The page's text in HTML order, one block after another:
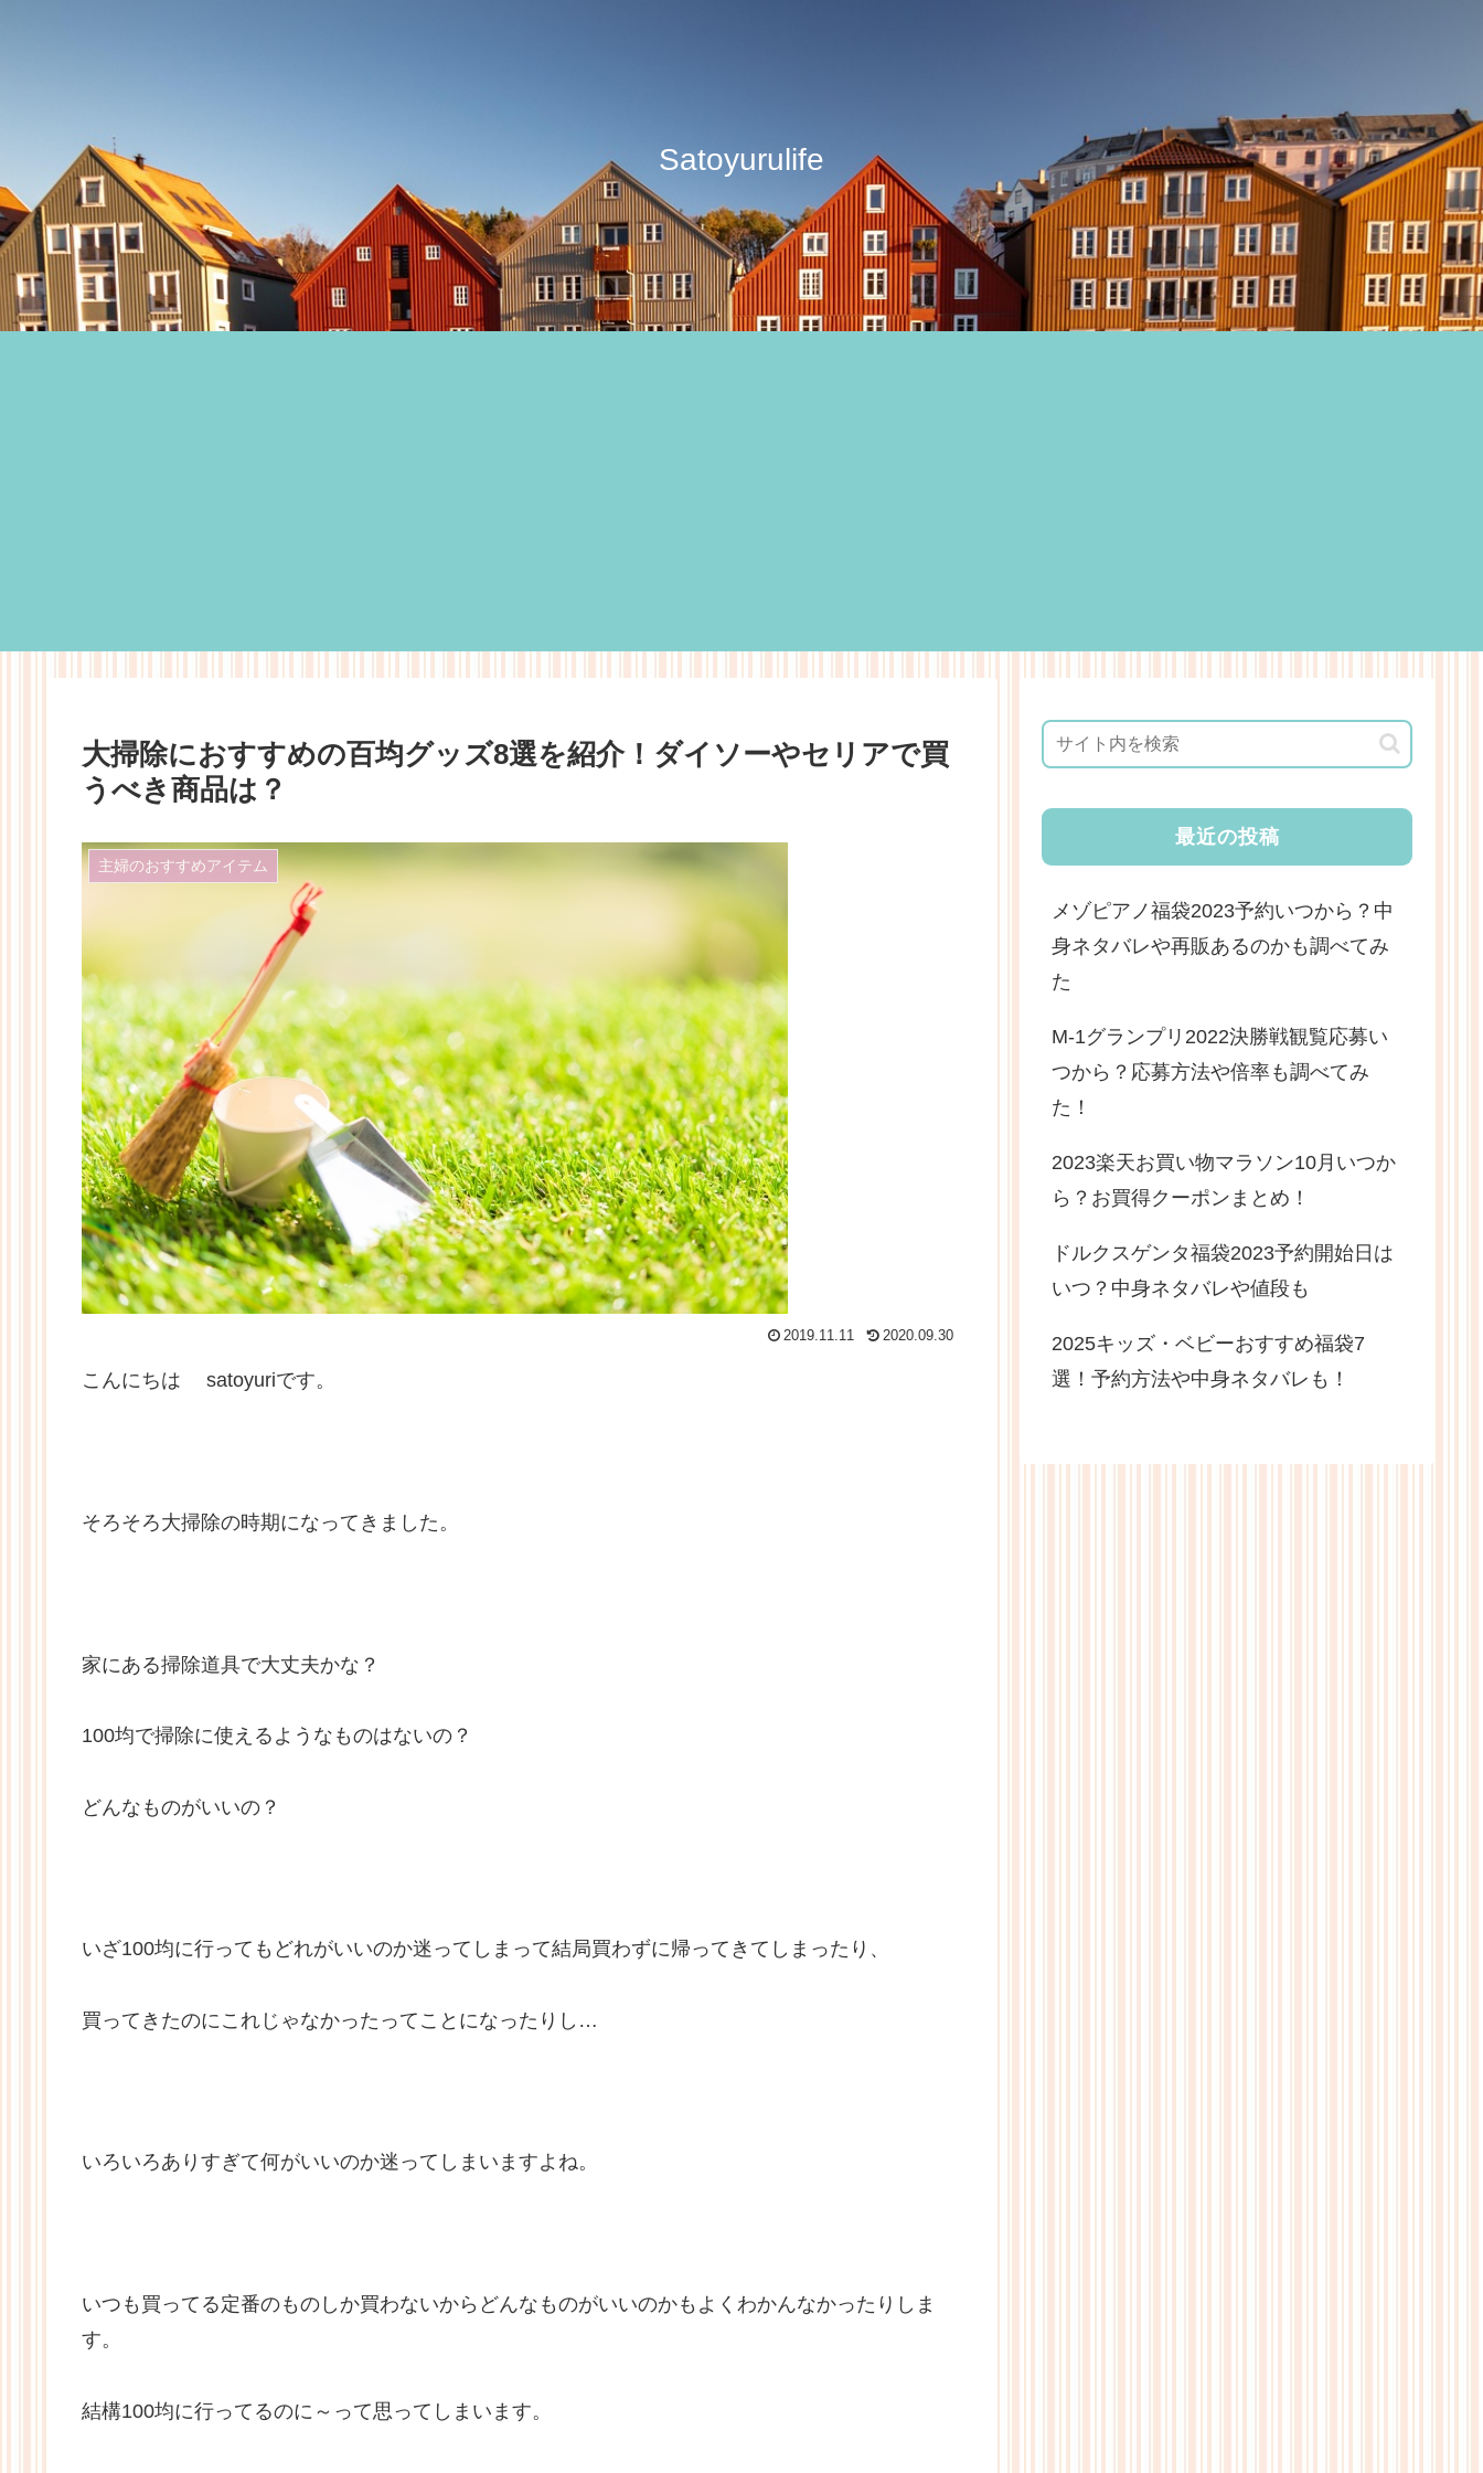
Satoyurulife
大掃除におすすめの百均グッズ8選を紹介！ダイソーやセリアで買
うべき商品は？
主婦のおすすめアイテム
2019.11.11 2020.09.30
こんにちは satoyuriです。
そろそろ大掃除の時期になってきました。
家にある掃除道具で大丈夫かな？
100均で掃除に使えるようなものはないの？
どんなものがいいの？
いざ100均に行ってもどれがいいのか迷ってしまって結局買わずに帰ってきてしまったり、
買ってきたのにこれじゃなかったってことになったりし…
いろいろありすぎて何がいいのか迷ってしまいますよね。
いつも買ってる定番のものしか買わないからどんなものがいいのかもよくわかんなかったりしま
す。
結構100均に行ってるのに～って思ってしまいます。
最近の投稿
メゾピアノ福袋2023予約いつから？中
身ネタバレや再販あるのかも調べてみ
た
M-1グランプリ2022決勝戦観覧応募い
つから？応募方法や倍率も調べてみ
た！
2023楽天お買い物マラソン10月いつか
ら？お買得クーポンまとめ！
ドルクスゲンタ福袋2023予約開始日は
いつ？中身ネタバレや値段も
2025キッズ・ベビーおすすめ福袋7
選！予約方法や中身ネタバレも！